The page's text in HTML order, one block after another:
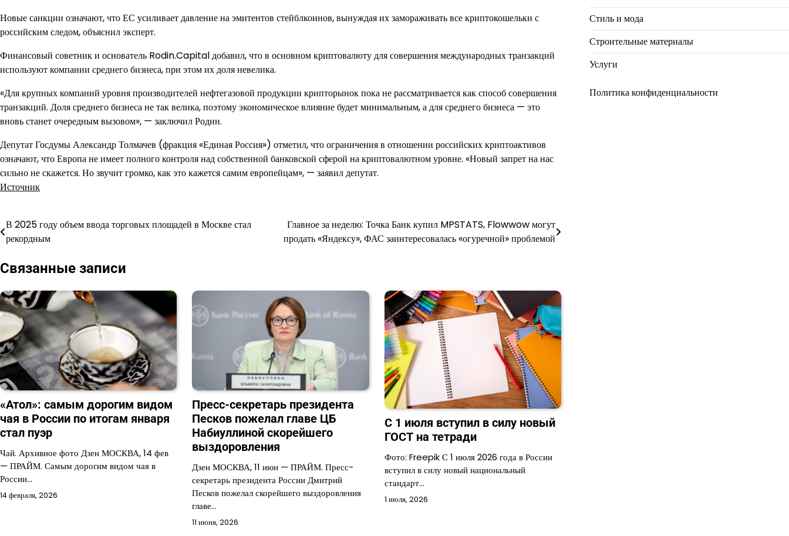
Новые санкции означают, что ЕС усиливает давление на эмитентов стейблкоинов, вынуждая их замораживать все криптокошельки с
российским следом, объяснил эксперт.
Финансовый советник и основатель Rodin.Capital добавил, что в основном криптовалюту для совершения международных транзакций
используют компании среднего бизнеса, при этом их доля невелика.
«Для крупных компаний уровня производителей нефтегазовой продукции крипторынок пока не рассматривается как способ совершения
транзакций. Доля среднего бизнеса не так велика, поэтому экономическое влияние будет минимальным, а для среднего бизнеса — это
вновь станет очередным вызовом», — заключил Родин.
Депутат Госдумы Александр Толмачев (фракция «Единая Россия») отметил, что ограничения в отношении российских криптоактивов
означают, что Европа не имеет полного контроля над собственной банковской сферой на криптовалютном уровне. «Новый запрет на нас
сильно не скажется. Но звучит громко, как это кажется самим европейцам», — заявил депутат.
Источник
Навигация
по
записям
В 2025 году объем ввода торговых площадей в Москве стал
рекордным
Главное за неделю: Точка Банк купил MPSTATS, Flowwow могут
продать «Яндексу», ФАС заинтересовалась «огуречной» проблемой
Связанные записи
«Атол»: самым дорогим видом
чая в России по итогам января
стал пуэр
Чай. Архивное фото Дзен МОСКВА, 14 фев
— ПРАЙМ. Самым дорогим видом чая в
России…
14 февраля, 2026
Пресс-секретарь президента
Песков пожелал главе ЦБ
Набиуллиной скорейшего
выздоровления
Дзен МОСКВА, 11 июн — ПРАЙМ. Пресс-
секретарь президента России Дмитрий
Песков пожелал скорейшего выздоровления
главе…
11 июня, 2026
С 1 июля вступил в силу новый
ГОСТ на тетради
Фото: Freepik С 1 июля 2026 года в России
вступил в силу новый национальный
стандарт…
1 июля, 2026
Стиль и мода
Строительные материалы
Услуги
Политика конфиденциальности